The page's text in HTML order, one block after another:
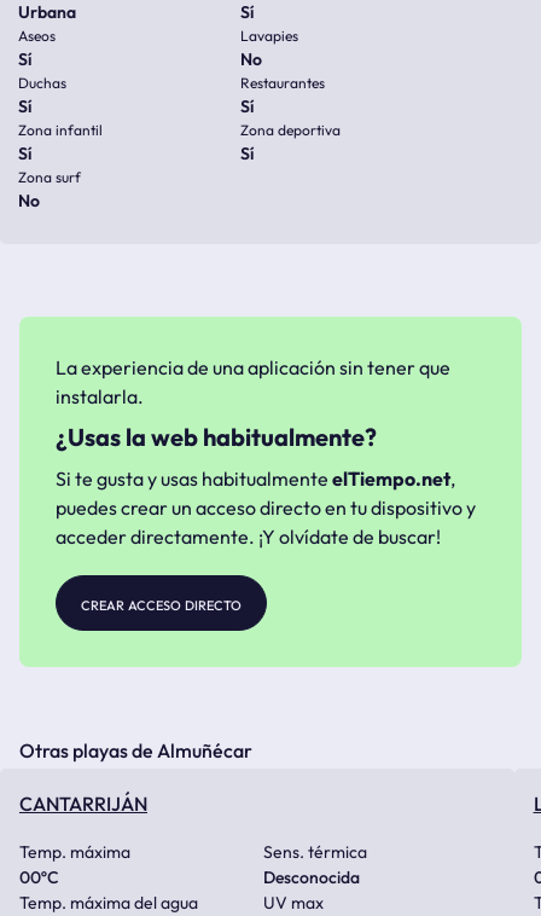
Urbana Sí
Aseos
Sí
Lavapies
No
Duchas
Sí
Restaurantes
Sí
Zona infantil
Sí
Zona deportiva
Sí
Zona surf
No
La experiencia de una aplicación sin tener que
instalarla.
¿Usas la web habitualmente?
Si te gusta y usas habitualmente elTiempo.net,
puedes crear un acceso directo en tu dispositivo y
acceder directamente. ¡Y olvídate de buscar!
crear acceso directo
Otras playas de Almuñécar
CANTARRIJÁN
Temp. máxima
00ºC
Sens. térmica
Desconocida
Temp. máxima del agua
UV max